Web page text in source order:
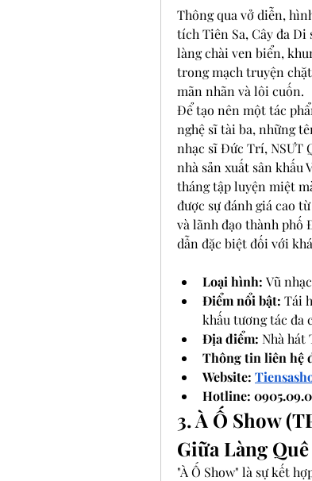
Thông qua vở diễn,
tích Tiên Sa, Cây đa Di
làng chài ven biển,
trong mạch truyện
mãn nhãn và lôi cuốn.
Để tạo nên một tác
nghệ sĩ tài ba, những
nhạc sĩ Đức Trí, NSƯT
nhà sản xuất sân khấu
tháng tập luyện miệt
được sự đánh giá cao
và lãnh đạo thành phố
dẫn đặc biệt đối với
Loại hình: Vũ
Điểm nổi bật: Tái
khấu tương tác đa
Địa điểm: Nhà hát
Thông tin liên hệ
Website:
Hotline:
3. À Ố Show
Giữa Làng
"À Ố Show" là sự kết